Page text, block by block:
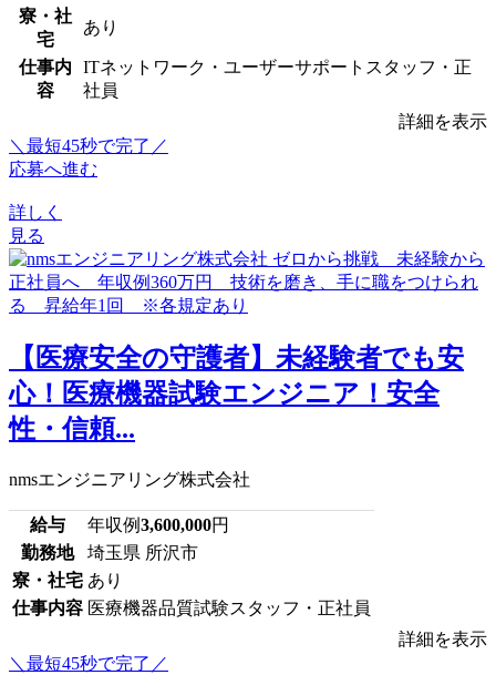
寮・社
宅
あり
仕事内
容
ITネットワーク・ユーザーサポートスタッフ・正
社員
詳細を表示
＼最短45秒で完了／
応募へ進む
詳しく
見る
【医療安全の守護者】未経験者でも安
心！医療機器試験エンジニア！安全
性・信頼...
nmsエンジニアリング株式会社
給与 年収例3,600,000円
勤務地
埼玉県 所沢市
寮・社宅 あり
仕事内容 医療機器品質試験スタッフ・正社員
詳細を表示
＼最短45秒で完了／